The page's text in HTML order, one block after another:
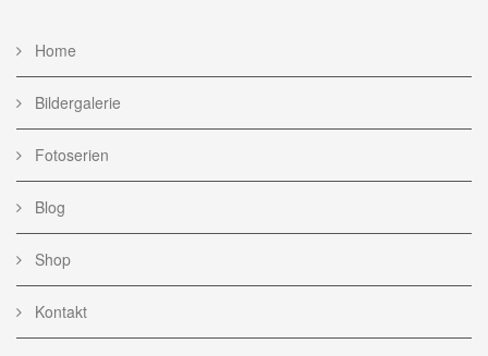
Home
Bildergalerie
Fotoserien
Blog
Shop
Kontakt